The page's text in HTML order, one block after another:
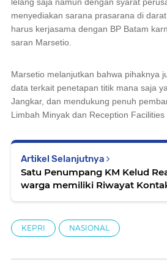
menyediakan sarana prasarana di
harus kerjasama dengan BP Batam
saran Marsetio.
Marsetio melanjutkan bahwa pihaknya
data terkait penetapan titik mana saja
Jangkar, dan mendukung penuh
Limbah Minyak dan Reception Facilities
Artikel Selanjutnya
Satu Penumpang KM Kelud
warga memiliki Riwayat
KEPRI NASIONAL